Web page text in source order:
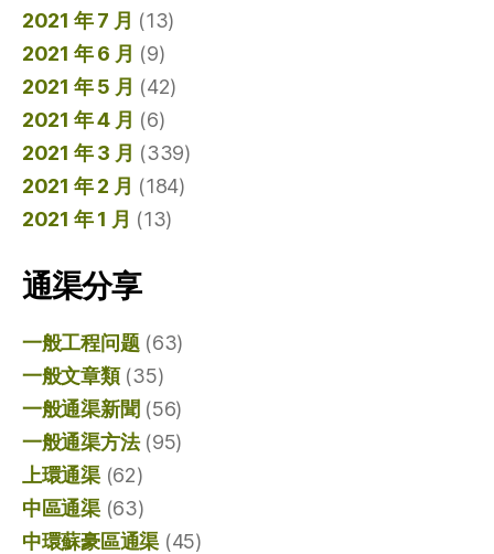
2021 年 7 月 (13)
2021 年 6 月 (9)
2021 年 5 月 (42)
2021 年 4 月 (6)
2021 年 3 月 (339)
2021 年 2 月 (184)
2021 年 1 月 (13)
通渠分享
一般工程问题(63)
一般文章類(35)
一般通渠新聞 (56)
一般通渠方法(95)
上環通渠(62)
中區通渠(63)
中環蘇豪區通渠 (45)